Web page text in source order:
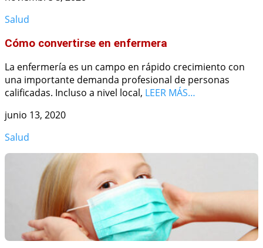
Salud
Cómo convertirse en enfermera
La enfermería es un campo en rápido crecimiento con
una importante demanda profesional de personas
calificadas. Incluso a nivel local, LEER MÁS…
junio 13, 2020
Salud